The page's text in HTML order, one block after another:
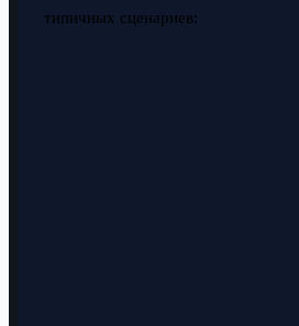
типичных сценариев: